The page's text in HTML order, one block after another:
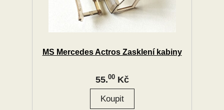
MS Mercedes Actros Zasklení kabiny
55.00Kč